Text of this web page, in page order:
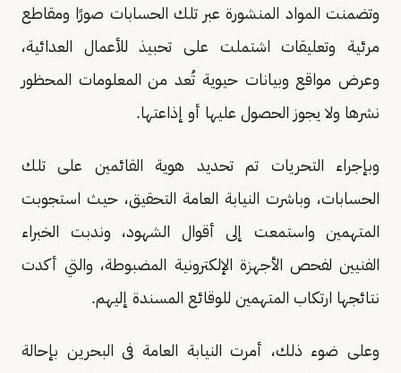
وتضمنت المواد المنشورة عبر تلك الحسابات صورًا ومقاطع
مرئية وتعليقات اشتملت على تحبيذ للأعمال العدائية،
وعرض مواقع وبيانات حيوية تُعد من المعلومات المحظور
نشرها ولا يجوز الحصول عليها أو إذاعتها.
وبإجراء التحريات تم تحديد هوية القائمين على تلك
الحسابات، وباشرت النيابة العامة التحقيق، حيث استجوبت
المتهمين واستمعت إلى أقوال الشهود، وندبت الخبراء
الفنيين لفحص الأجهزة الإلكترونية المضبوطة، والتي أكدت
نتائجها ارتكاب المتهمين للوقائع المسندة إليهم.
وعلى ضوء ذلك، أمرت النيابة العامة فى البحرين بإحالة